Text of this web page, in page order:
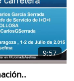
9:57